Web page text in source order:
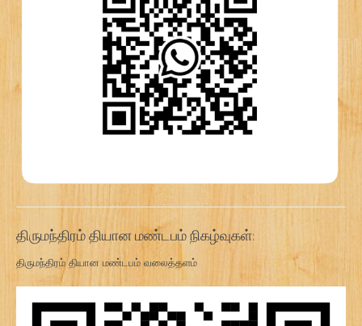
திருமந்திரம் தியான மண்டபம் நிகழ்வுகள்:
திருமந்திரம் தியான மண்டபம் வலைத்தளம்